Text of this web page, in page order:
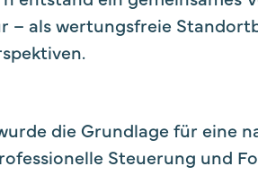
– als wertungsfreie
die Grundlage für eine
Steuerung und